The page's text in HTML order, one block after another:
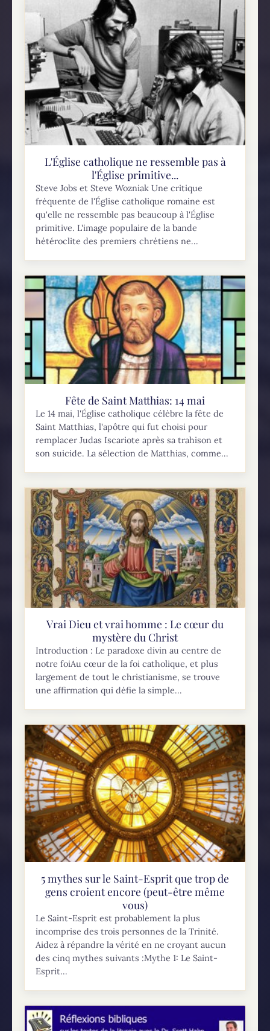
L'Église catholique ne ressemble pas à
l'Église primitive...
Steve Jobs et Steve Wozniak Une critique
fréquente de l'Église catholique romaine est
qu'elle ne ressemble pas beaucoup à l'Église
primitive. L'image populaire de la bande
hétéroclite des premiers chrétiens ne...
Fête de Saint Matthias: 14 mai
Le 14 mai, l'Église catholique célèbre la fête de
Saint Matthias, l'apôtre qui fut choisi pour
remplacer Judas Iscariote après sa trahison et
son suicide. La sélection de Matthias, comme...
Vrai Dieu et vrai homme : Le cœur du
mystère du Christ
Introduction : Le paradoxe divin au centre de
notre foiAu cœur de la foi catholique, et plus
largement de tout le christianisme, se trouve
une affirmation qui défie la simple...
5 mythes sur le Saint-Esprit que trop de
gens croient encore (peut-être même
vous)
Le Saint-Esprit est probablement la plus
incomprise des trois personnes de la Trinité.
Aidez à répandre la vérité en ne croyant aucun
des cinq mythes suivants :Mythe 1: Le Saint-
Esprit...